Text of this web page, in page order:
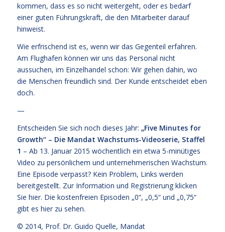
kommen, dass es so nicht weitergeht, oder es bedarf
einer guten Führungskraft, die den Mitarbeiter darauf
hinweist.
Wie erfrischend ist es, wenn wir das Gegenteil erfahren.
Am Flughafen können wir uns das Personal nicht
aussuchen, im Einzelhandel schon: Wir gehen dahin, wo
die Menschen freundlich sind. Der Kunde entscheidet eben
doch.
—
Entscheiden Sie sich noch dieses Jahr: „Five Minutes for
Growth“ – Die Mandat Wachstums-Videoserie, Staffel
1 – Ab 13. Januar 2015 wöchentlich ein etwa 5-minütiges
Video zu persönlichem und unternehmerischen Wachstum.
Eine Episode verpasst? Kein Problem, Links werden
bereitgestellt. Zur Information und Registrierung klicken
Sie hier. Die kostenfreien Episoden „0“, „0,5“ und „0,75“
gibt es hier zu sehen.
© 2014, Prof. Dr. Guido Quelle, Mandat